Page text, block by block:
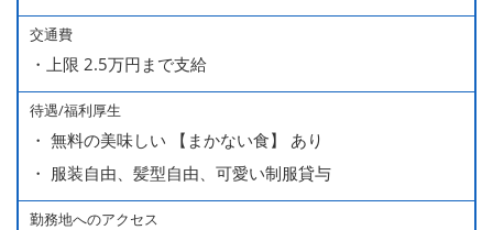
交通費
・上限 2.5万円まで支給
待遇/福利厚生
・ 無料の美味しい 【まかない食】 あり
・ 服装自由、髪型自由、可愛い制服貸与
勤務地へのアクセス